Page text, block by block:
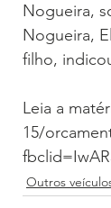
Nogueira,
Nogueira,
filho,
Leia a
15/
Outros